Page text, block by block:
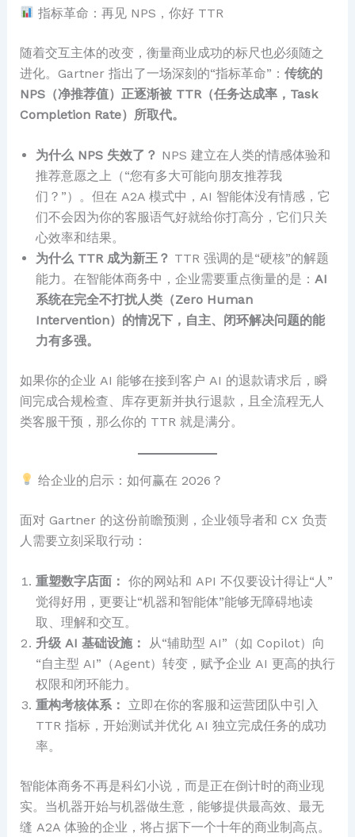
指标革命：再见 NPS，你好 TTR
随着交互主体的改变，衡量商业成功的标尺也必须随之
进化。Gartner 指出了一场深刻的“指标革命”： 传统的
NPS（净推荐值）正逐渐被 TTR（任务达成率，Task
Completion Rate）所取代。
为什么 NPS 失效了？ NPS 建立在人类的情感体验和
推荐意愿之上（“您有多大可能向朋友推荐我
们？”）。但在 A2A 模式中，AI 智能体没有情感，它
们不会因为你的客服语气好就给你打高分，它们只关
心效率和结果。
为什么 TTR 成为新王？ TTR 强调的是“硬核”的解题
能力。在智能体商务中，企业需要重点衡量的是： AI
系统在完全不打扰人类（Zero Human
Intervention）的情况下，自主、闭环解决问题的能
力有多强。
如果你的企业 AI 能够在接到客户 AI 的退款请求后，瞬
间完成合规检查、库存更新并执行退款，且全流程无人
类客服干预，那么你的 TTR 就是满分。
给企业的启示：如何赢在 2026？
面对 Gartner 的这份前瞻预测，企业领导者和 CX 负责
人需要立刻采取行动：
重塑数字店面： 你的网站和 API 不仅要设计得让“人”
觉得好用，更要让“机器和智能体”能够无障碍地读
取、理解和交互。
升级 AI 基础设施：
从“辅助型 AI”（如 Copilot）向
“自主型 AI”（Agent）转变，赋予企业 AI 更高的执行
权限和闭环能力。
重构考核体系：
立即在你的客服和运营团队中引入
TTR 指标，开始测试并优化 AI 独立完成任务的成功
率。
智能体商务不再是科幻小说，而是正在倒计时的商业现
实。当机器开始与机器做生意，能够提供最高效、最无
缝 A2A 体验的企业，将占据下一个十年的商业制高点。